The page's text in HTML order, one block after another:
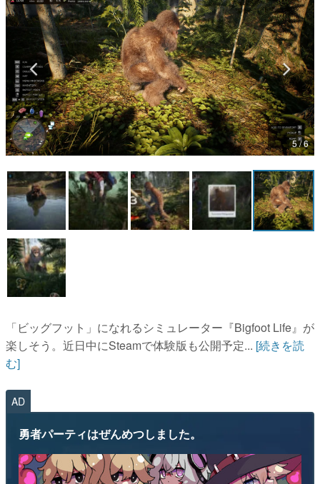
具体的な形から解き明かしていく、硬派で骨太な評論連載
です。
ゲームが変えた日本語
「経験値」「裏技」「ラスボス」… ゲームにまつわる言葉
の起源や用法の変遷を、コンピューター文化史研究家・タ
イニーP氏が徹底調査。
カテゴリ
特集記事
マンガ
女性向け
アプリレビュー
その他
電ファミニコゲーマーとは？
運営：株式会社マレ
5 / 6
「ビッグフット」になれるシミュレーター『Bigfoot Life』が
楽しそう。近日中にSteamで体験版も公開予定... [続きを読
む]
AD
勇者パーティはぜんめつしました。